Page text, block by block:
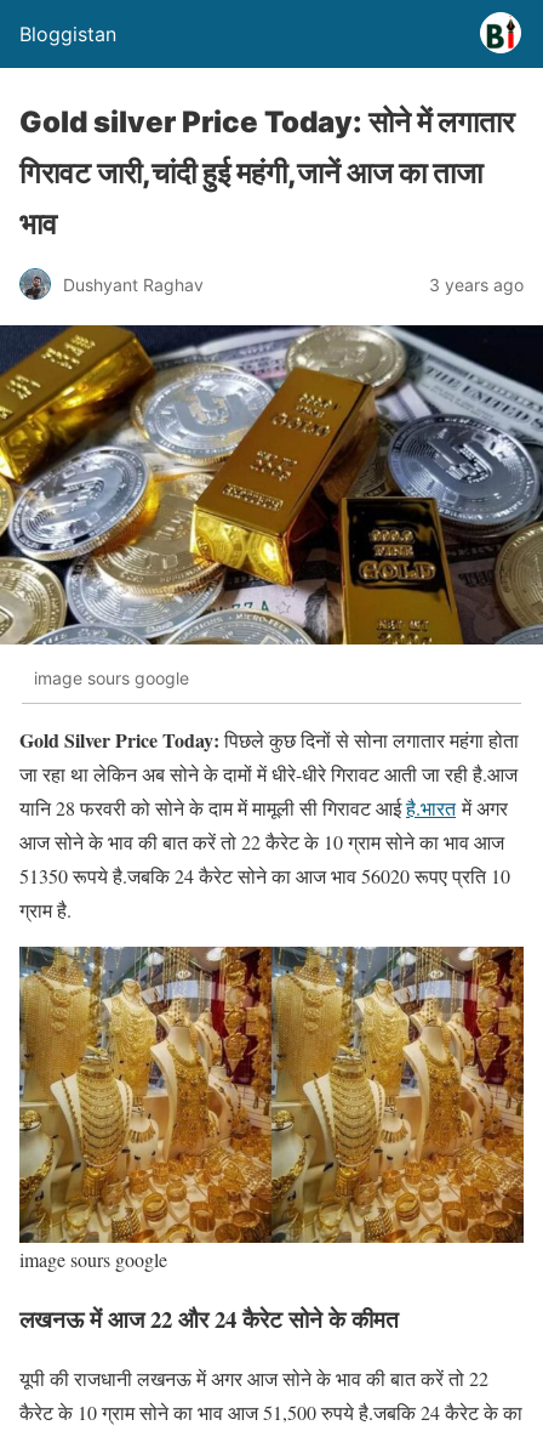
Bloggistan
Gold silver Price Today: सोने में लगातार
गिरावट जारी,चांदी हुई महंगी,जानें आज का ताजा
भाव
Dushyant Raghav 3 years ago
image sours google
Gold Silver Price Today:पिछले कुछ दिनों से सोना लगातार महंगा होता
जा रहा था लेकिन अब सोने के दामों में धीरे-धीरे गिरावट आती जा रही है.आज
यानि 28 फरवरी को सोने के दाम में मामूली सी गिरावट आईहै.भारतमें अगर
आज सोने के भाव की बात करें तो 22 कैरेट के 10 ग्राम सोने का भाव आज
51350 रूपये है.जबकि 24 कैरेट सोने का आज भाव 56020 रूपए प्रति 10
ग्राम है.
image sours google
लखनऊ में आज 22 और 24 कैरेट सोने के कीमत
यूपी की राजधानी लखनऊ में अगर आज सोने के भाव की बात करें तो 22
कैरेट के 10 ग्राम सोने का भाव आज 51,500 रुपये है.जबकि 24 कैरेट के का